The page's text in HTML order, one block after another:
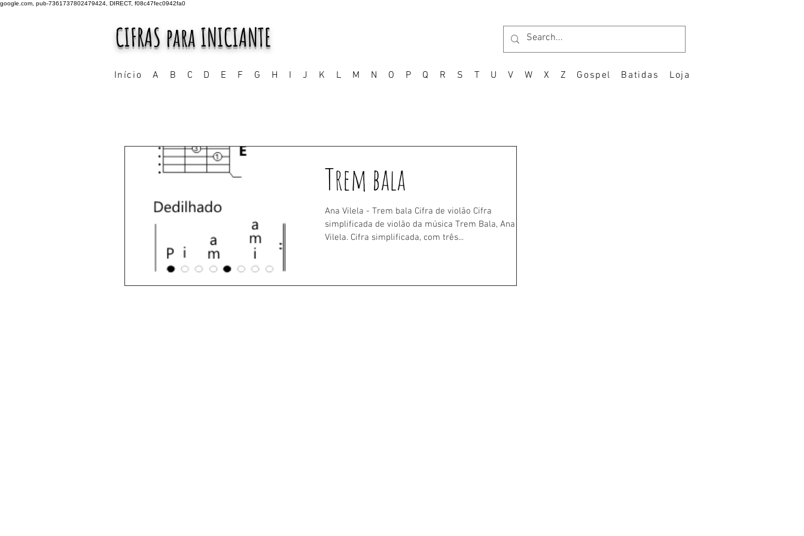
google.com, pub-7361737802479424, DIRECT, f08c47fec0942fa0
CIFRAS para INICIANTE
Início A B C D E F G H I J K L M N O P Q R S T U V W X Z Gospel Batidas Loja
Trem bala
Ana Vilela - Trem bala Cifra de violão Cifra
simplificada de violão da música Trem Bala, Ana
Vilela. Cifra simplificada, com três...